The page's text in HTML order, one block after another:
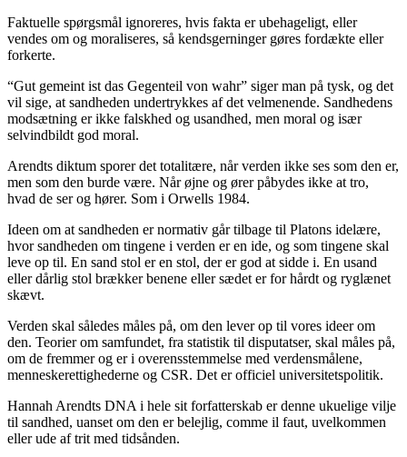
Faktuelle spørgsmål ignoreres, hvis fakta er ubehageligt, eller
vendes om og moraliseres, så kendsgerninger gøres fordækte eller
forkerte.
“Gut gemeint ist das Gegenteil von wahr” siger man på tysk, og det
vil sige, at sandheden undertrykkes af det velmenende. Sandhedens
modsætning er ikke falskhed og usandhed, men moral og især
selvindbildt god moral.
Arendts diktum sporer det totalitære, når verden ikke ses som den er,
men som den burde være. Når øjne og ører påbydes ikke at tro,
hvad de ser og hører. Som i Orwells 1984.
Ideen om at sandheden er normativ går tilbage til Platons idelære,
hvor sandheden om tingene i verden er en ide, og som tingene skal
leve op til. En sand stol er en stol, der er god at sidde i. En usand
eller dårlig stol brækker benene eller sædet er for hårdt og ryglænet
skævt.
Verden skal således måles på, om den lever op til vores ideer om
den. Teorier om samfundet, fra statistik til disputatser, skal måles på,
om de fremmer og er i overensstemmelse med verdensmålene,
menneskerettighederne og CSR. Det er officiel universitetspolitik.
Hannah Arendts DNA i hele sit forfatterskab er denne ukuelige vilje
til sandhed, uanset om den er belejlig, comme il faut, uvelkommen
eller ude af trit med tidsånden.